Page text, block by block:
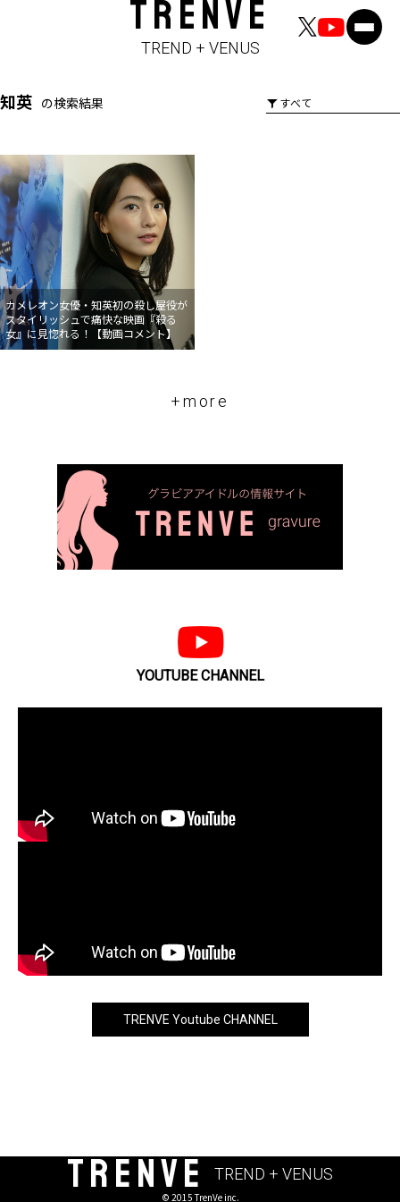
TRENVE
TREND + VENUS
知英 の検索結果
カメレオン女優・知英初の殺し屋役が
スタイリッシュで痛快な映画『殺る
女』に見惚れる！【動画コメント】
+more
YOUTUBE CHANNEL
TRENVE Youtube CHANNEL
TRENVE TREND + VENUS
© 2015 TrenVe inc.